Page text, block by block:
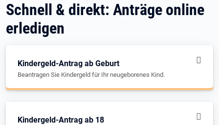
Schnell & direkt: Anträge online
erledigen
Kindergeld-Antrag ab Geburt
Beantragen Sie Kindergeld für Ihr neugeborenes Kind.
Kindergeld-Antrag ab 18